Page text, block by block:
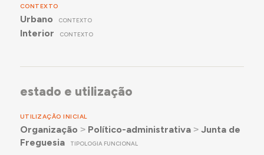
CONTEXTO
Urbano CONTEXTO
Interior CONTEXTO
estado e utilização
UTILIZAÇÃO INICIAL
Organização ˃ Político-administrativa˃ Junta de
Freguesia
TIPOLOGIA FUNCIONAL